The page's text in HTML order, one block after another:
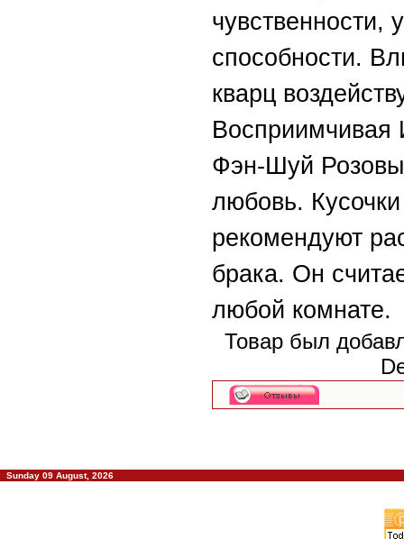
чувственности,
способности.
кварц
Восприимчивая
Фэн-Шуй
любовь.
рекомендуют
брака. Он
любой комнате.
Товар был
Sunday 09 August, 2026